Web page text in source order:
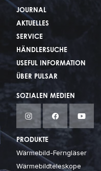
JOURNAL
AKTUELLES
SERVICE
HÄNDLERSUCHE
USEFUL INFORMATION
ÜBER PULSAR
SOZIALEN MEDIEN
PRODUKTE
Wärmebild-Ferngläser
Wärmebildteleskope